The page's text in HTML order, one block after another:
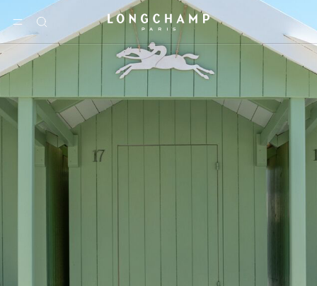
选单
搜
索
Longchamp - 主页